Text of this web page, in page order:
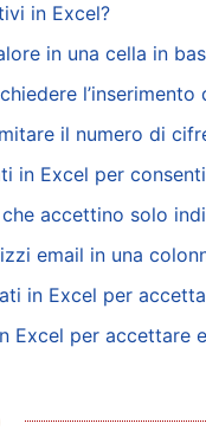
in Excel?
in una cella in
il numero di
Excel per
accettino solo
email in una
in Excel per
Excel per accettare